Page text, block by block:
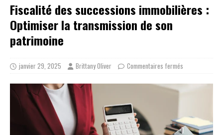
Fiscalité des successions immobilières :
Optimiser la transmission de son
patrimoine
janvier 29, 2025 Brittany Oliver Commentaires fermés